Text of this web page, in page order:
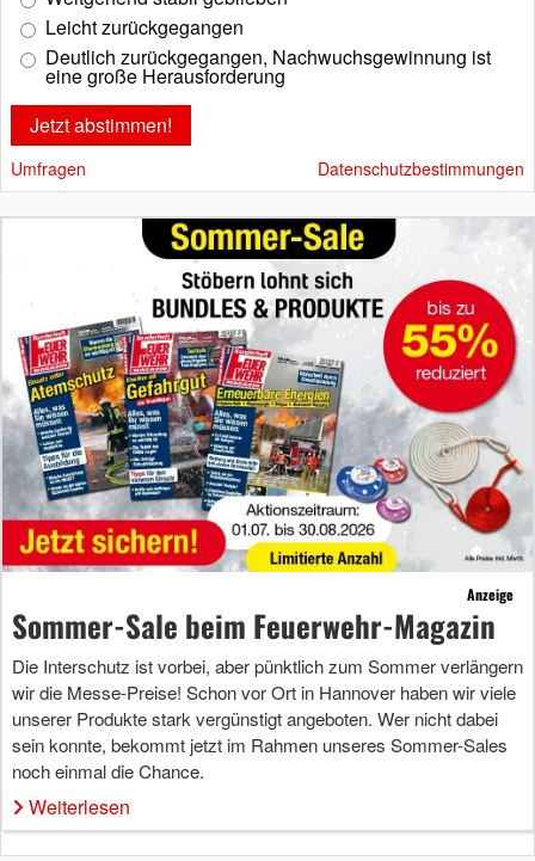
Leicht zurückgegangen
Deutlich zurückgegangen, Nachwuchsgewinnung ist
eine große Herausforderung
Umfragen Datenschutzbestimmungen
Anzeige
Sommer-Sale beim Feuerwehr-Magazin
Die Interschutz ist vorbei, aber pünktlich zum Sommer verlängern
wir die Messe-Preise! Schon vor Ort in Hannover haben wir viele
unserer Produkte stark vergünstigt angeboten. Wer nicht dabei
sein konnte, bekommt jetzt im Rahmen unseres Sommer-Sales
noch einmal die Chance.
Weiterlesen